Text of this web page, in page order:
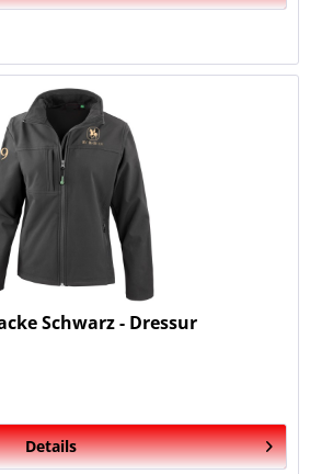
Schwarz - Dressur
Details